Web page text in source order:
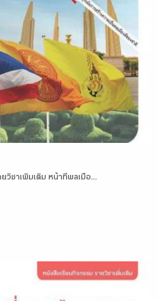
วิชาเพิ่มเติม หน้าที่พลเมือ...